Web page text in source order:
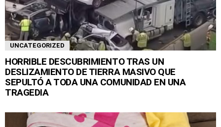
UNCATEGORIZED
HORRIBLE DESCUBRIMIENTO TRAS UN
DESLIZAMIENTO DE TIERRA MASIVO QUE
SEPULTÓ A TODA UNA COMUNIDAD EN UNA
TRAGEDIA